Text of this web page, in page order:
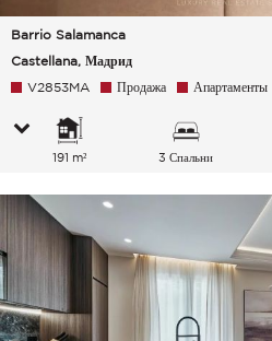
Barrio Salamanca
Castellana, Мадрид
V2853MA Продажа Апартаменты
191 m² 3 Спальни